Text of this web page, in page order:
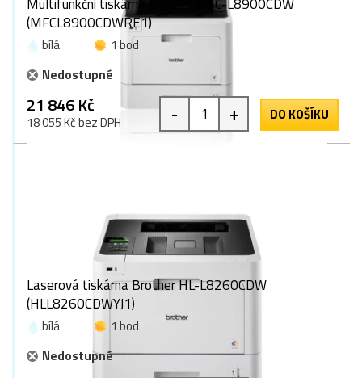
(MFCL8900CDWRE1)
bílá
1 bod
Nedostupné
21 846 Kč
18 055 Kč bez DPH - + DO KOŠÍKU
Laserová tiskárna Brother HL-L8260CDW
(HLL8260CDWYJ1)
bílá
1 bod
Nedostupné